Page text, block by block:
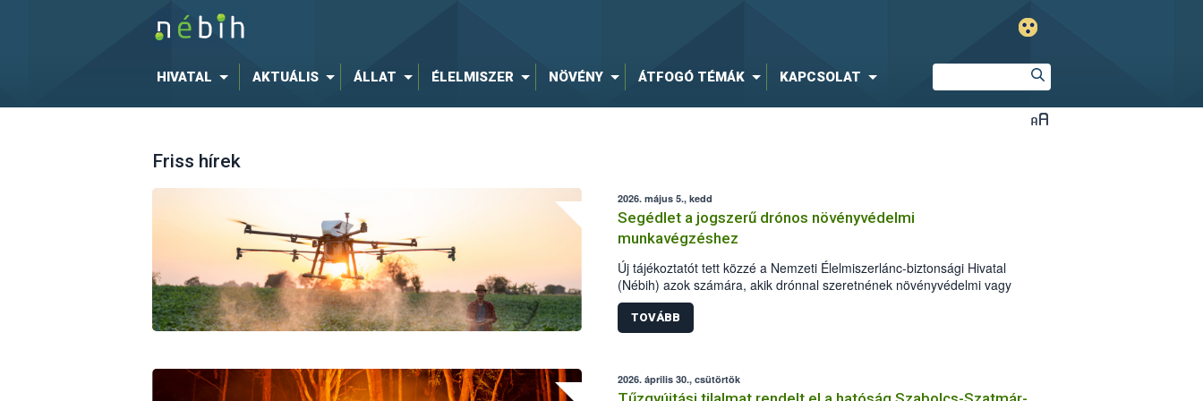
HIVATAL AKTUÁLIS ÁLLAT ÉLELMISZER NÖVÉNY ÁTFOGÓ TÉMÁK KAPCSOLAT
Friss hírek
2026. május 5., kedd
Segédlet a jogszerű drónos növényvédelmi
munkavégzéshez
Új tájékoztatót tett közzé a Nemzeti Élelmiszerlánc-biztonsági Hivatal
(Nébih) azok számára, akik drónnal szeretnének növényvédelmi vagy
tápanyag-gazdálkodási tevékenységet végezni Magyarországon. Az
összefoglaló részletesen szerepelnek a jogszerű működéshez
szükséges személyi, műszaki és hatósági feltételek.
TOVÁBB
2026. április 30., csütörtök